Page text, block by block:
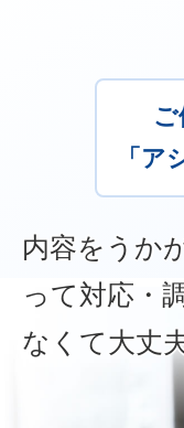
「ア
内容をうか
って対応・
なくて大丈